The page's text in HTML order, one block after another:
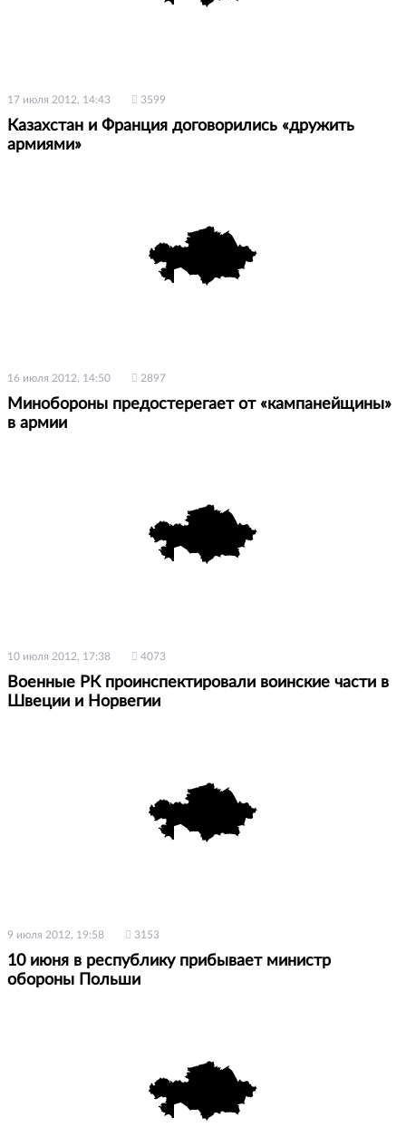
17 июля 2012, 14:43 3599
Казахстан и Франция договорились «дружить
армиями»
16 июля 2012, 14:50 2897
Минобороны предостерегает от «кампанейщины»
в армии
10 июля 2012, 17:38 4073
Военные РК проинспектировали воинские части в
Швеции и Норвегии
9 июля 2012, 19:58 3153
10 июня в республику прибывает министр
обороны Польши